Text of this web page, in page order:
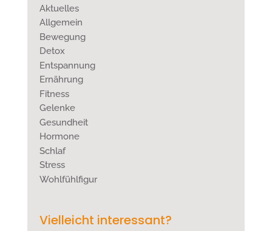
Aktuelles
Allgemein
Bewegung
Detox
Entspannung
Ernährung
Fitness
Gelenke
Gesundheit
Hormone
Schlaf
Stress
Wohlfühlfigur
Vielleicht interessant?